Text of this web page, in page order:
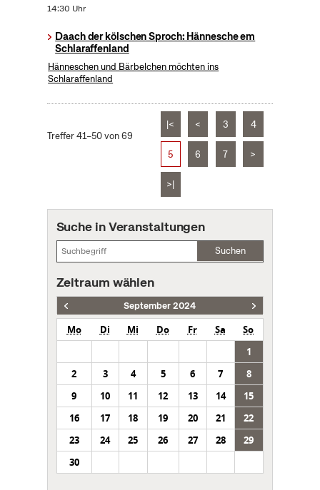
14:30 Uhr
Daach der kölschen Sproch: Hännesche em
Schlaraffenland
Hänneschen und Bärbelchen möchten ins
Schlaraffenland
Treffer 41–50 von 69
|< < 3 4
5 6 7 >
>|
Suche in Veranstaltungen
Suchen
Zeitraum wählen
September 2024
Mo Di Mi Do Fr Sa
So
1
2
3 4 5 6 7
8
9
10 11 12 13 14
15
16
17 18 19 20 21
22
23
24 25 26 27 28
29
30